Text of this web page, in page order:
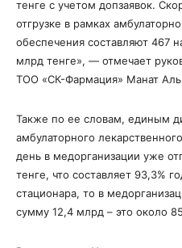
тенге с учетом допзаявок.
отгрузке в рамках
обеспечения составляют 467
млрд тенге», — отмечает
ТОО «СК-Фармация» Манат
Также по ее словам, единым
амбулаторного
день в медорганизации уже
тенге, что составляет 93,3%
стационара, то в
сумму 12,4 млрд – это около